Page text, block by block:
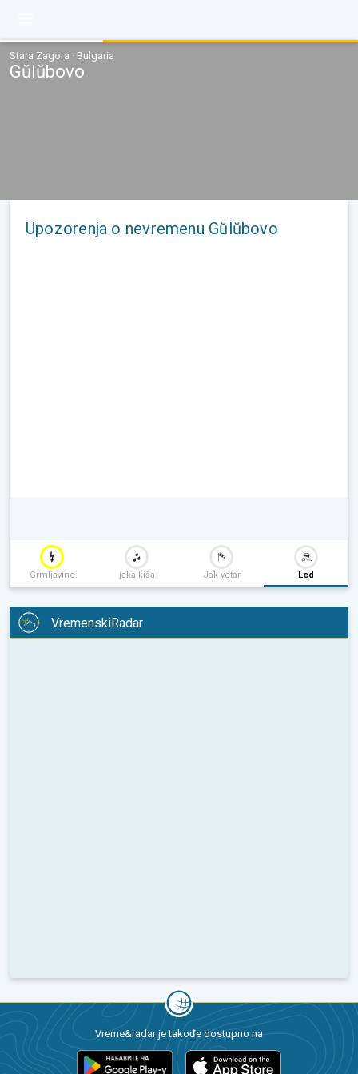
Stara Zagora · Bulgaria
Gŭlŭbovo
Upozorenja o nevremenu Gŭlŭbovo
Grmljavine jaka kiša Jak vetar Led
VremenskiRadar
Vreme&radar je takođe dostupno na